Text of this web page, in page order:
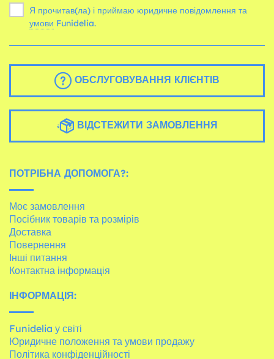
Я прочитав(ла) і приймаю юридичне повідомлення та
умови Funidelia.
ОБСЛУГОВУВАННЯ КЛІЄНТІВ
ВІДСТЕЖИТИ ЗАМОВЛЕННЯ
ПОТРІБНА ДОПОМОГА?:
Моє замовлення
Посібник товарів та розмірів
Доставка
Повернення
Інші питання
Контактна інформація
ІНФОРМАЦІЯ:
Funidelia у світі
Юридичне положення та умови продажу
Політика конфіденційності